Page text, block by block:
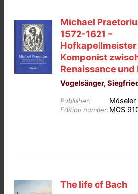
Michael
1572-1621 –
Hofkapellmeister
Komponist
Renaissance und
Vogelsänger,
Publisher: Möseler
Edition number:MOS
The life of Bach